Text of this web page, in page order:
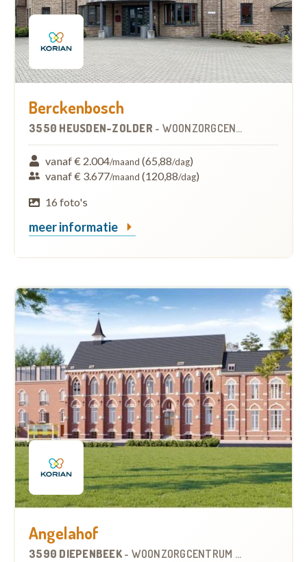
Berckenbosch
3550 HEUSDEN-ZOLDER - WOONZORGCENTRUM (WZC)
vanaf € 2.004/maand (65,88/dag)
vanaf € 3.677/maand (120,88/dag)
16 foto's
meer informatie
Angelahof
3590 DIEPENBEEK- WOONZORGCENTRUM (WZC)